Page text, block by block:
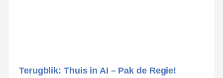
Terugblik: Thuis in AI – Pak de Regie!